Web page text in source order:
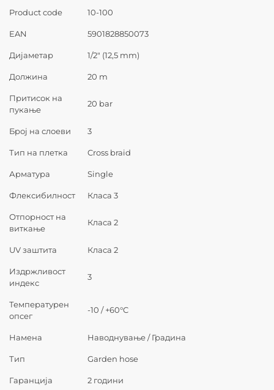
Product code 10-100
EAN 5901828850073
Дијаметар 1/2″ (12,5 mm)
Должина 20 m
Притисок на
пукање
20 bar
Број на слоеви 3
Тип на плетка Cross braid
Арматура Single
Флексибилност Класа 3
Отпорност на
виткање
Класа 2
UV заштита Класа 2
Издржливост
индекс
3
Температурен
опсег
-10 / +60°C
Намена Наводнување / Градина
Тип Garden hose
Гаранција 2 години